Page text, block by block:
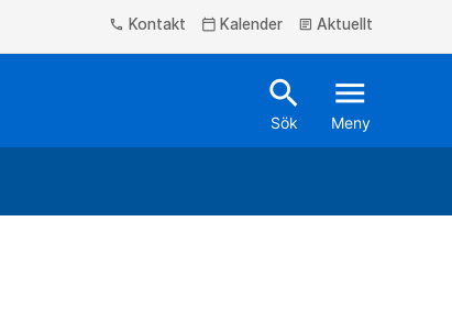
phone Kontakt calendar_today Kalender article Aktuellt
search
Sök
menu
Meny